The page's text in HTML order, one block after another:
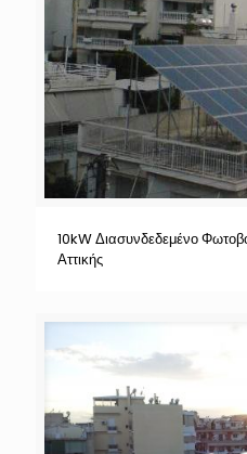
10kW Διασυνδεδεμένο
Αττικής